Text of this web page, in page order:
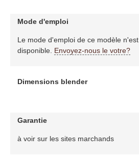
Mode d'emploi
Le mode d'emploi de ce modèle
disponible. Envoyez-nous le votre?
Dimensions blender
Garantie
à voir sur les sites marchands